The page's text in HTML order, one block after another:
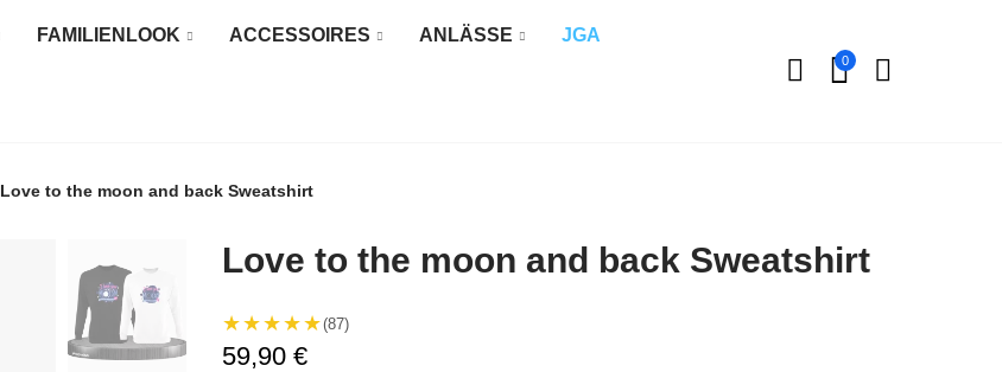
FAMILIENLOOK ACCESSOIRES ANLÄSSE JGA
0
Love to the moon and back Sweatshirt
Love to the moon and back Sweatshirt
★★★★★(87)
59,90 €